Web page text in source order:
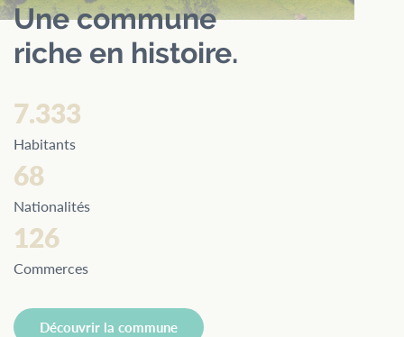
Une commune
riche en histoire.
7.333
Habitants
68
Nationalités
126
Commerces
Découvrir la commune